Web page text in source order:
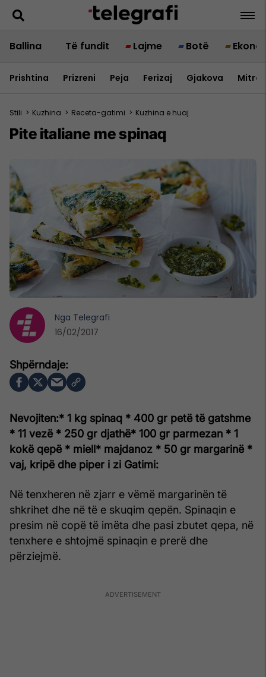
Ballina Të fundit Lajme Botë
Prishtina Prizreni Peja Ferizaj Gjakova
Stili > Kuzhina > Receta-gatimi > Kuzhina e huaj
Pite italiane me spinaq
Nevojiten:* 1 kg spinaq * 400 gr petë të gatshme
* 11 vezë * 250 gr djathë* 100 gr parmezan * 1
kokë qepë * miell* majdanoz * 50 gr margarinë *
vaj, kripë dhe piper i zi Gatimi:
Në tenxheren në zjarr e vëmë margarinën të
shkrihet dhe në të e skuqim qepën. Spinaqin e
presim në copë të imëta dhe pasi zbutet qepa, në
tenxhere e shtojmë spinaqin e prerë dhe
përziejmë.
Nga Telegrafi
16/02/2017